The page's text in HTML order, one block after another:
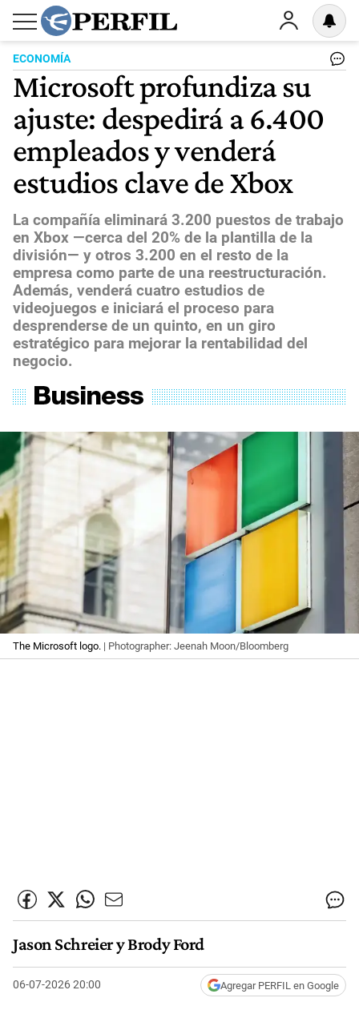
ECONOMÍA
Microsoft profundiza su
ajuste: despedirá a 6.400
empleados y venderá
estudios clave de Xbox
La compañía eliminará 3.200 puestos de trabajo
en Xbox —cerca del 20% de la plantilla de la
división— y otros 3.200 en el resto de la
empresa como parte de una reestructuración.
Además, venderá cuatro estudios de
videojuegos e iniciará el proceso para
desprenderse de un quinto, en un giro
estratégico para mejorar la rentabilidad del
negocio.
The Microsoft logo. | Photographer: Jeenah Moon/Bloomberg
Jason Schreier y Brody Ford
06-07-2026 20:00 Agregar PERFIL en Google